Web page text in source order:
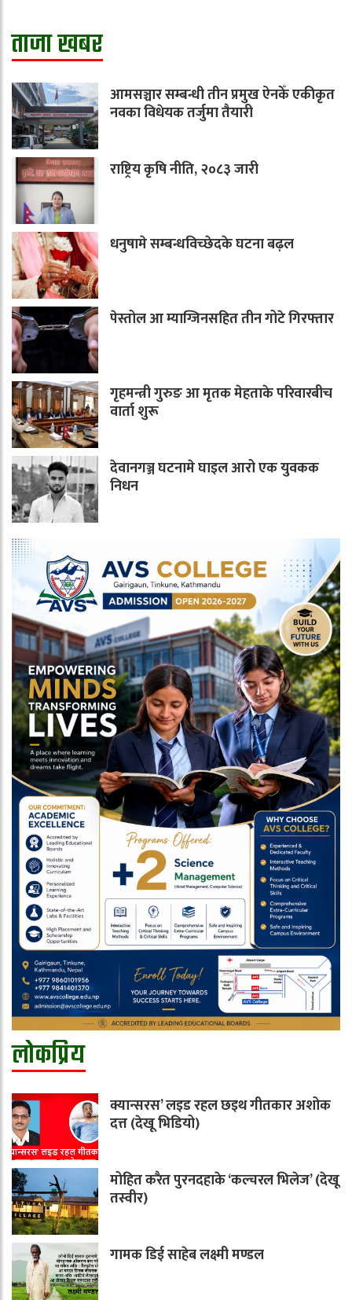
ताजा खबर
आमसञ्चार सम्बन्धी तीन प्रमुख ऐनकेँ एकीकृत
नवका विधेयक तर्जुमा तैयारी
राष्ट्रिय कृषि नीति, २०८३ जारी
धनुषामे सम्बन्धविच्छेदके घटना बढ़ल
पेस्तोल आ म्याग्जिनसहित तीन गोटे गिरफ्तार
गृहमन्त्री गुरुङ आ मृतक मेहताके परिवारबीच
वार्ता शुरू
देवानगञ्ज घटनामे घाइल आरो एक युवकक
निधन
लोकप्रिय
क्यान्सरस’ लइड रहल छइथ गीतकार अशोक
दत्त (देखू भिडियो)
मोहित करैत पुरनदहाके ‘कल्चरल भिलेज’ (देखू
तस्वीर)
गामक डिई साहेब लक्ष्मी मण्डल